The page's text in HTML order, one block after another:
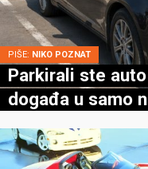
PIŠE: NIKO POZNAT
Parkirali ste
događa u samo